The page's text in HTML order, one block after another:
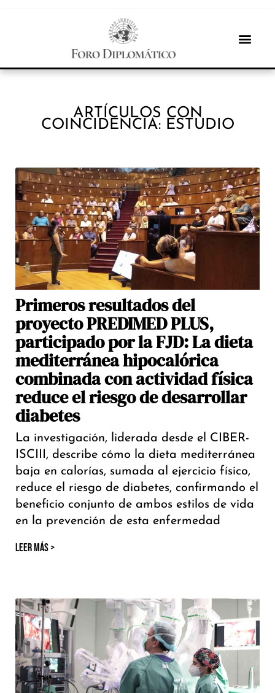
ARTÍCULOS CON
COINCIDENCIA: ESTUDIO
Primeros resultados del
proyecto PREDIMED PLUS,
participado por la FJD: La dieta
mediterránea hipocalórica
combinada con actividad física
reduce el riesgo de desarrollar
diabetes
La investigación, liderada desde el CIBER-
ISCIII, describe cómo la dieta mediterránea
baja en calorías, sumada al ejercicio físico,
reduce el riesgo de diabetes, confirmando el
beneficio conjunto de ambos estilos de vida
en la prevención de esta enfermedad
LEER MÁS >